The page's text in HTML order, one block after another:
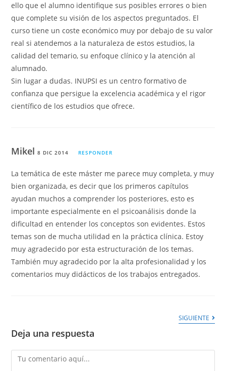
ello que el alumno identifique sus posibles errores o bien
que complete su visión de los aspectos preguntados. El
curso tiene un coste económico muy por debajo de su valor
real si atendemos a la naturaleza de estos estudios, la
calidad del temario, su enfoque clínico y la atención al
alumnado.
Sin lugar a dudas. INUPSI es un centro formativo de
confianza que persigue la excelencia académica y el rigor
científico de los estudios que ofrece.
Mikel8 DIC 2014 RESPONDER
La temática de este máster me parece muy completa, y muy
bien organizada, es decir que los primeros capítulos
ayudan muchos a comprender los posteriores, esto es
importante especialmente en el psicoanálisis donde la
dificultad en entender los conceptos son evidentes. Estos
temas son de mucha utilidad en la práctica clínica. Estoy
muy agradecido por esta estructuración de los temas.
También muy agradecido por la alta profesionalidad y los
comentarios muy didácticos de los trabajos entregados.
SIGUIENTE
Deja una respuesta